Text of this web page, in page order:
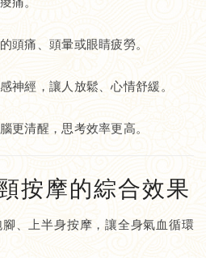
頭痛、頭暈或眼睛疲勞。
神經，讓人放鬆、心情舒緩。
更清醒，思考效率更高。
按摩的綜合效果
腳、上半身按摩，讓全身氣血循環